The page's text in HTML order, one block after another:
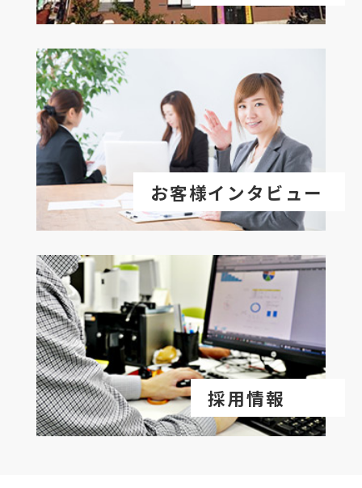
お客様インタビュー
採用情報